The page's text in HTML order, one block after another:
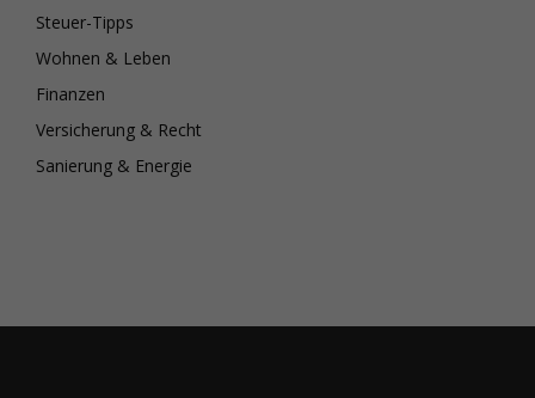
Steuer-Tipps
Wohnen & Leben
Finanzen
Versicherung & Recht
Sanierung & Energie